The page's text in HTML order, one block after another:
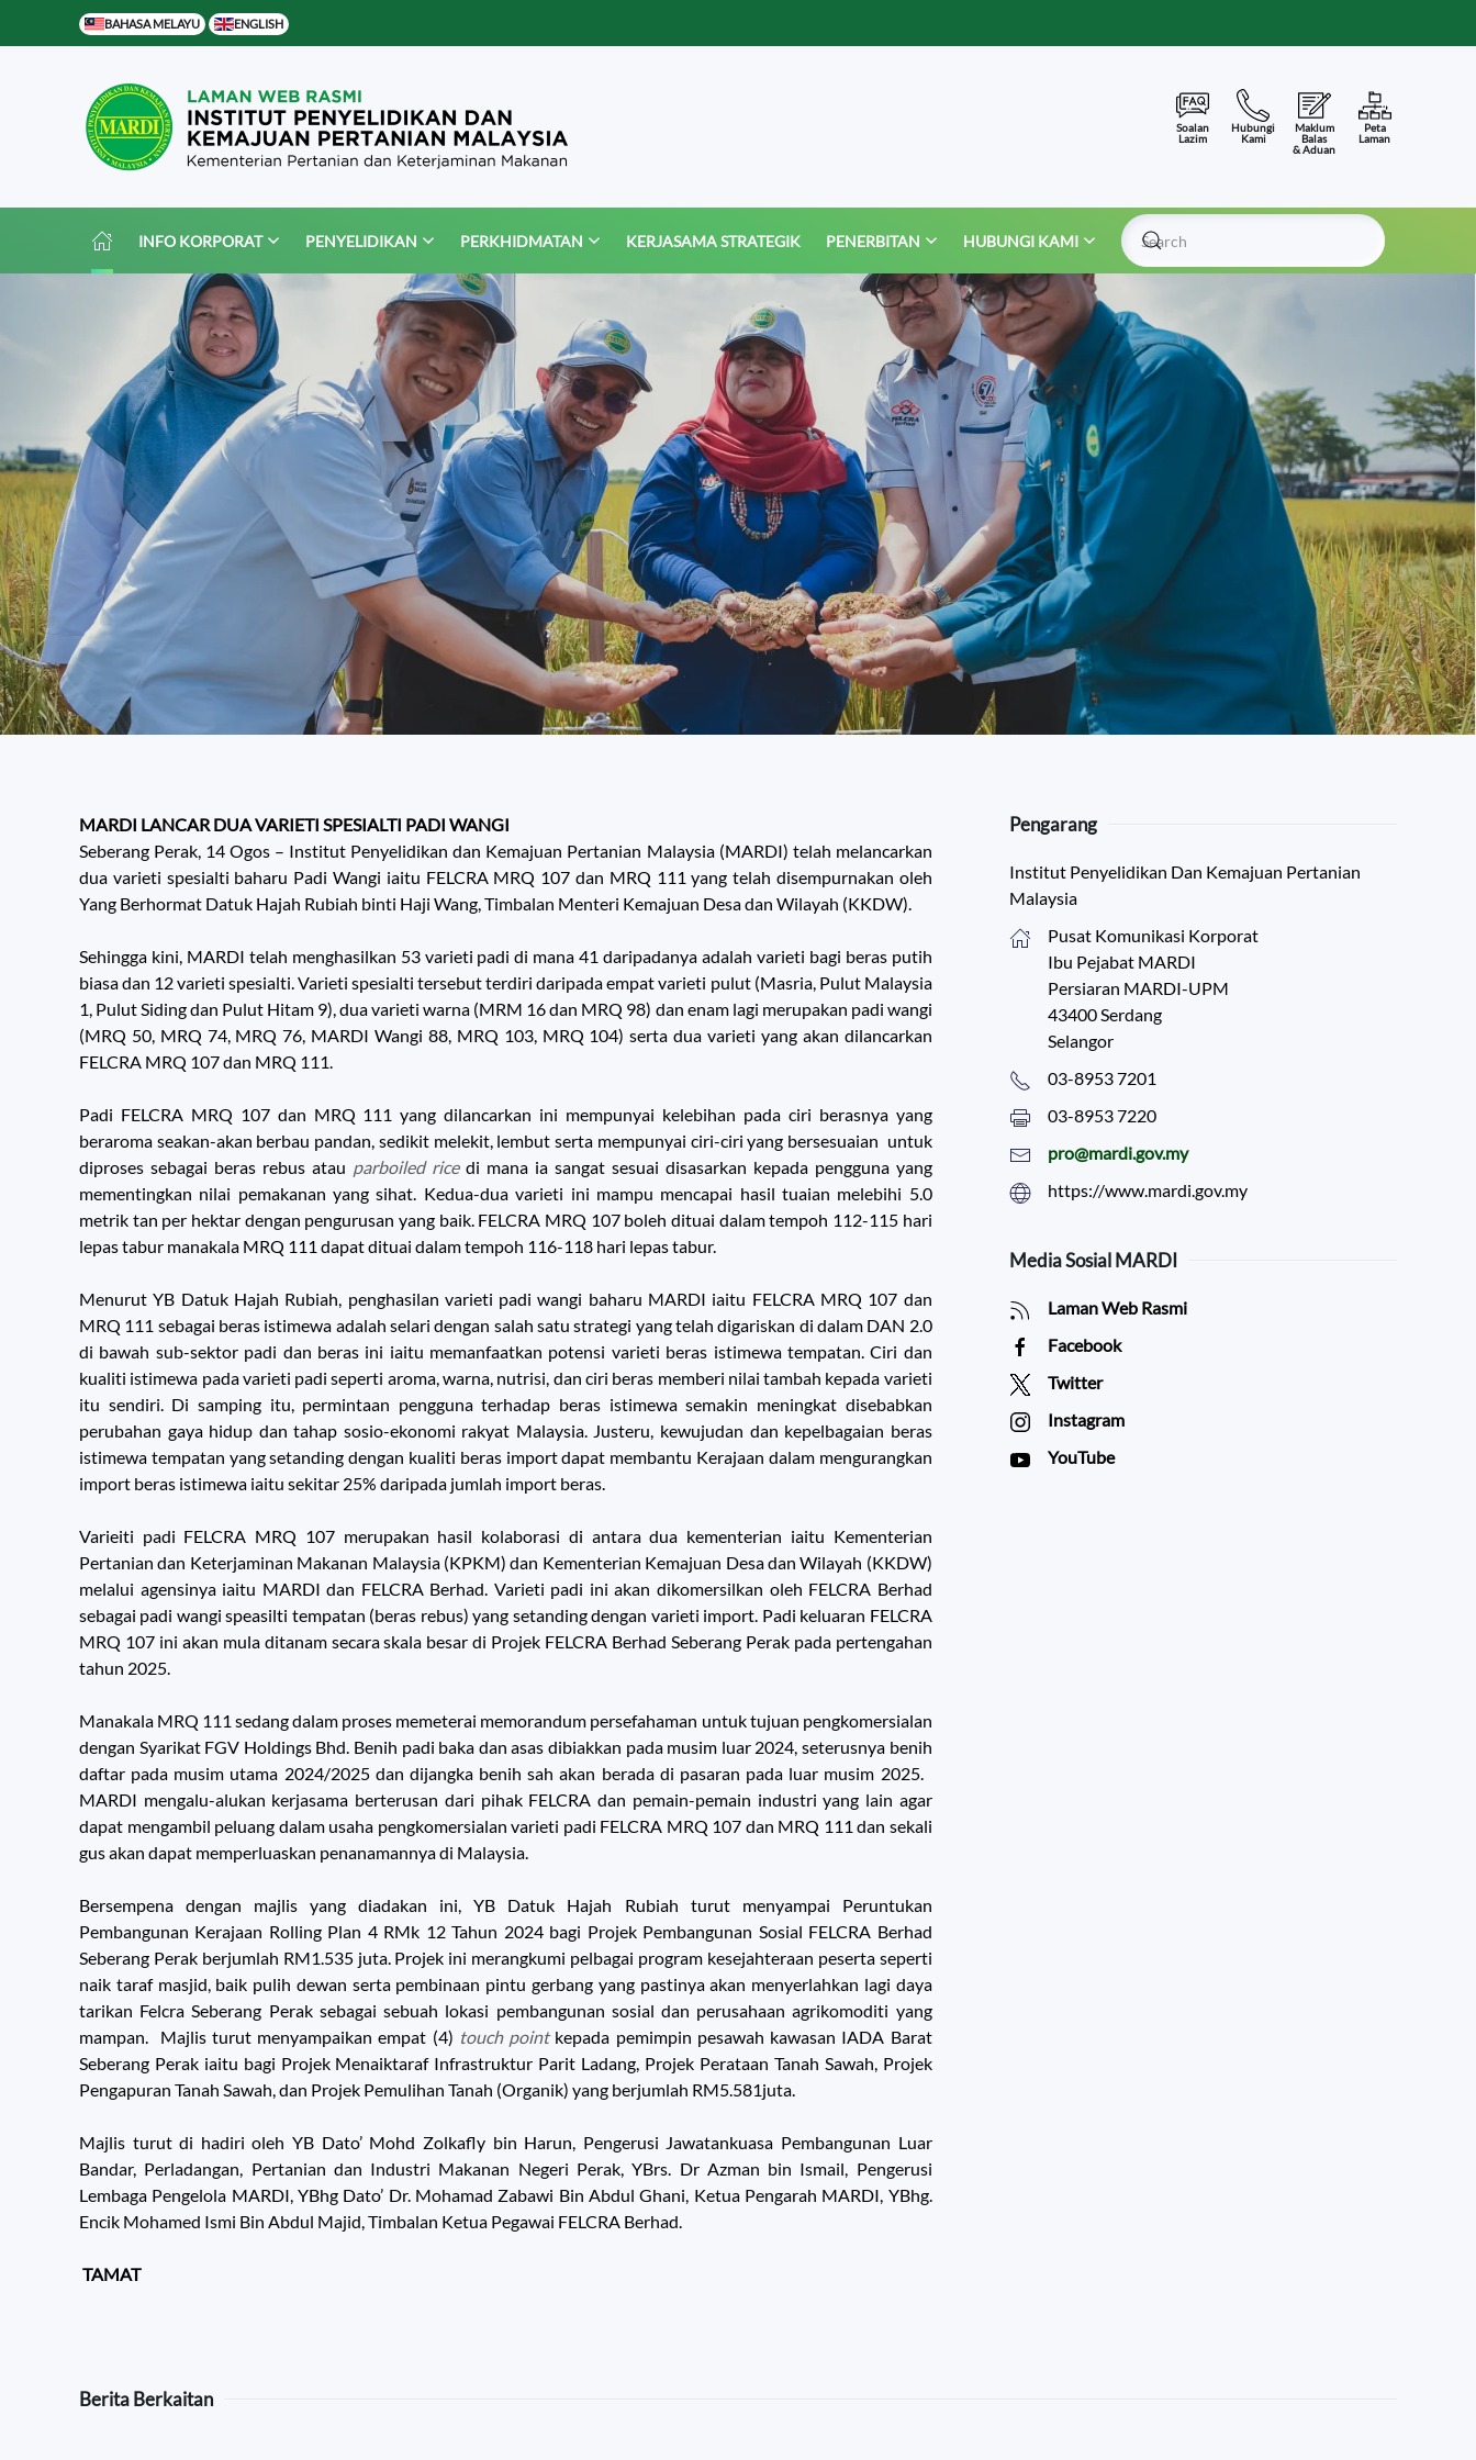
BAHASA MELAYU ENGLISH
Soalan
Lazim
Hubungi
Kami
Maklum
Balas
& Aduan
Peta
Laman
INFO KORPORAT PENYELIDIKAN PERKHIDMATAN KERJASAMA STRATEGIK PENERBITAN
HUBUNGI KAMI
Type 2 or more characters for results.
MARDI LANCAR DUA VARIETI SPESIALTI PADI WANGI
Seberang Perak, 14 Ogos – Institut Penyelidikan dan Kemajuan Pertanian Malaysia (MARDI) telah melancarkan
dua varieti spesialti baharu Padi Wangi iaitu FELCRA MRQ 107 dan MRQ 111 yang telah disempurnakan oleh
Yang Berhormat Datuk Hajah Rubiah binti Haji Wang, Timbalan Menteri Kemajuan Desa dan Wilayah (KKDW).
Sehingga kini, MARDI telah menghasilkan 53 varieti padi di mana 41 daripadanya adalah varieti bagi beras putih
biasa dan 12 varieti spesialti. Varieti spesialti tersebut terdiri daripada empat varieti pulut (Masria, Pulut Malaysia
1, Pulut Siding dan Pulut Hitam 9), dua varieti warna (MRM 16 dan MRQ 98) dan enam lagi merupakan padi wangi
(MRQ 50, MRQ 74, MRQ 76, MARDI Wangi 88, MRQ 103, MRQ 104) serta dua varieti yang akan dilancarkan
FELCRA MRQ 107 dan MRQ 111.
Padi FELCRA MRQ 107 dan MRQ 111 yang dilancarkan ini mempunyai kelebihan pada ciri berasnya yang
beraroma seakan-akan berbau pandan, sedikit melekit, lembut serta mempunyai ciri-ciri yang bersesuaian untuk
diproses sebagai beras rebus atau parboiled ricedi mana ia sangat sesuai disasarkan kepada pengguna yang
mementingkan nilai pemakanan yang sihat. Kedua-dua varieti ini mampu mencapai hasil tuaian melebihi 5.0
metrik tan per hektar dengan pengurusan yang baik. FELCRA MRQ 107 boleh dituai dalam tempoh 112-115 hari
lepas tabur manakala MRQ 111 dapat dituai dalam tempoh 116-118 hari lepas tabur.
Menurut YB Datuk Hajah Rubiah, penghasilan varieti padi wangi baharu MARDI iaitu FELCRA MRQ 107 dan
MRQ 111 sebagai beras istimewa adalah selari dengan salah satu strategi yang telah digariskan di dalam DAN 2.0
di bawah sub-sektor padi dan beras ini iaitu memanfaatkan potensi varieti beras istimewa tempatan. Ciri dan
kualiti istimewa pada varieti padi seperti aroma, warna, nutrisi, dan ciri beras memberi nilai tambah kepada varieti
itu sendiri. Di samping itu, permintaan pengguna terhadap beras istimewa semakin meningkat disebabkan
perubahan gaya hidup dan tahap sosio-ekonomi rakyat Malaysia. Justeru, kewujudan dan kepelbagaian beras
istimewa tempatan yang setanding dengan kualiti beras import dapat membantu Kerajaan dalam mengurangkan
import beras istimewa iaitu sekitar 25% daripada jumlah import beras.
Varieiti padi FELCRA MRQ 107 merupakan hasil kolaborasi di antara dua kementerian iaitu Kementerian
Pertanian dan Keterjaminan Makanan Malaysia (KPKM) dan Kementerian Kemajuan Desa dan Wilayah (KKDW)
melalui agensinya iaitu MARDI dan FELCRA Berhad. Varieti padi ini akan dikomersilkan oleh FELCRA Berhad
sebagai padi wangi speasilti tempatan (beras rebus) yang setanding dengan varieti import. Padi keluaran FELCRA
MRQ 107 ini akan mula ditanam secara skala besar di Projek FELCRA Berhad Seberang Perak pada pertengahan
tahun 2025.
Manakala MRQ 111 sedang dalam proses memeterai memorandum persefahaman untuk tujuan pengkomersialan
dengan Syarikat FGV Holdings Bhd. Benih padi baka dan asas dibiakkan pada musim luar 2024, seterusnya benih
daftar pada musim utama 2024/2025 dan dijangka benih sah akan berada di pasaran pada luar musim 2025.
MARDI mengalu-alukan kerjasama berterusan dari pihak FELCRA dan pemain-pemain industri yang lain agar
dapat mengambil peluang dalam usaha pengkomersialan varieti padi FELCRA MRQ 107 dan MRQ 111 dan sekali
gus akan dapat memperluaskan penanamannya di Malaysia.
Bersempena dengan majlis yang diadakan ini, YB Datuk Hajah Rubiah turut menyampai Peruntukan
Pembangunan Kerajaan Rolling Plan 4 RMk 12 Tahun 2024 bagi Projek Pembangunan Sosial FELCRA Berhad
Seberang Perak berjumlah RM1.535 juta. Projek ini merangkumi pelbagai program kesejahteraan peserta seperti
naik taraf masjid, baik pulih dewan serta pembinaan pintu gerbang yang pastinya akan menyerlahkan lagi daya
tarikan Felcra Seberang Perak sebagai sebuah lokasi pembangunan sosial dan perusahaan agrikomoditi yang
mampan. Majlis turut menyampaikan empat (4) touch pointkepada pemimpin pesawah kawasan IADA Barat
Seberang Perak iaitu bagi Projek Menaiktaraf Infrastruktur Parit Ladang, Projek Perataan Tanah Sawah, Projek
Pengapuran Tanah Sawah, dan Projek Pemulihan Tanah (Organik) yang berjumlah RM5.581juta.
Majlis turut di hadiri oleh YB Dato’ Mohd Zolkafly bin Harun, Pengerusi Jawatankuasa Pembangunan Luar
Bandar, Perladangan, Pertanian dan Industri Makanan Negeri Perak, YBrs. Dr Azman bin Ismail, Pengerusi
Lembaga Pengelola MARDI, YBhg Dato’ Dr. Mohamad Zabawi Bin Abdul Ghani, Ketua Pengarah MARDI, YBhg.
Encik Mohamed Ismi Bin Abdul Majid, Timbalan Ketua Pegawai FELCRA Berhad.
TAMAT
Pengarang
Institut Penyelidikan Dan Kemajuan Pertanian
Malaysia
Pusat Komunikasi Korporat
Ibu Pejabat MARDI
Persiaran MARDI-UPM
43400 Serdang
Selangor
03-8953 7201
03-8953 7220
pro@mardi.gov.my
https://www.mardi.gov.my
Media Sosial MARDI
Laman Web Rasmi
Facebook
Twitter
Instagram
YouTube
Berita Berkaitan